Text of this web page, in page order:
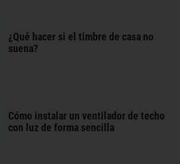
¿Qué hacer si el timbre de casa no
suena?
Cómo instalar un ventilador de techo
con luz de forma sencilla